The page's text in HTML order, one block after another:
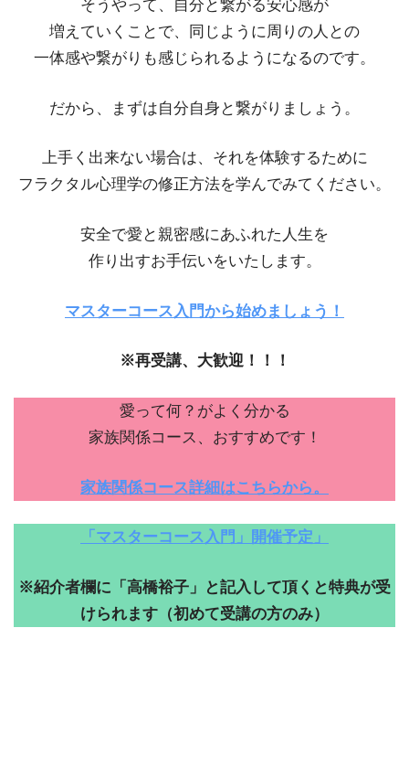
そうやって、自分と繋がる安心感が
増えていくことで、同じように周りの人との
一体感や繋がりも感じられるようになるのです。
だから、まずは自分自身と繋がりましょう。
上手く出来ない場合は、それを体験するために
フラクタル心理学の修正方法を学んでみてください。
安全で愛と親密感にあふれた人生を
作り出すお手伝いをいたします。
マスターコース入門から始めましょう！
※再受講、大歓迎！！！
愛って何？がよく分かる
家族関係コース、おすすめです！
家族関係コース詳細はこちらから。
「マスターコース入門」開催予定」
※紹介者欄に「高橋裕子」と記入して頂くと特典が受
けられます（初めて受講の方のみ）